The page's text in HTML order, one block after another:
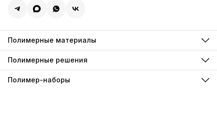
Полимерные материалы
Полимерные связующие
Полимерные смолы
Полимерные компаунды
Полимерные анкеры
Полимерные решения
Для акустических систем
Для архитектурного бетона
Для рыболовных снастей
Полимер-наборы